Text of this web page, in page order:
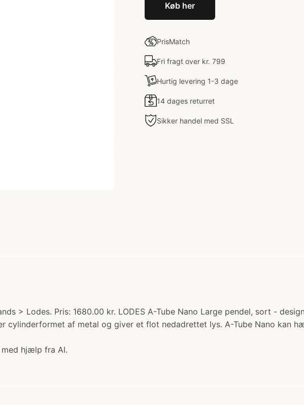
Køb her
PrisMatch
Fri fragt over kr. 799
Hurtig levering 1-3 dage
14 dages returret
Sikker handel med SSL
> Lodes. Pris: 1680.00 kr. LODES A-Tube Nano Large pendel, sort -
cylinderformet af metal og giver et flot nedadrettet lys. A-Tube Nano kan
hjælp fra AI.